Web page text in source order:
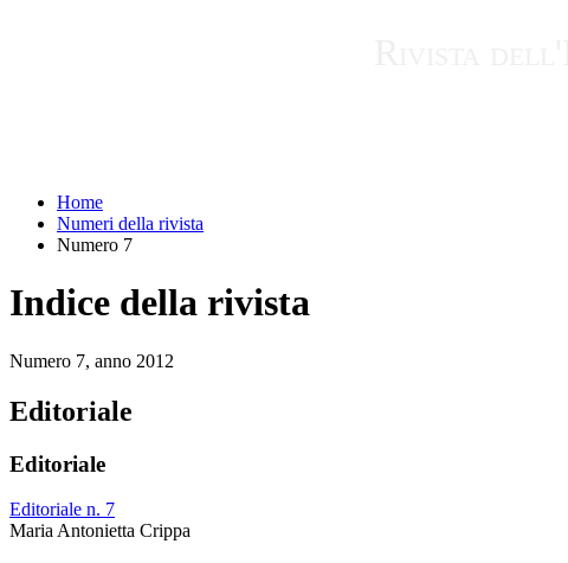
Home
Numeri della rivista
Numero 7
Indice della rivista
Numero 7, anno 2012
Editoriale
Editoriale
Editoriale n. 7
Maria Antonietta Crippa